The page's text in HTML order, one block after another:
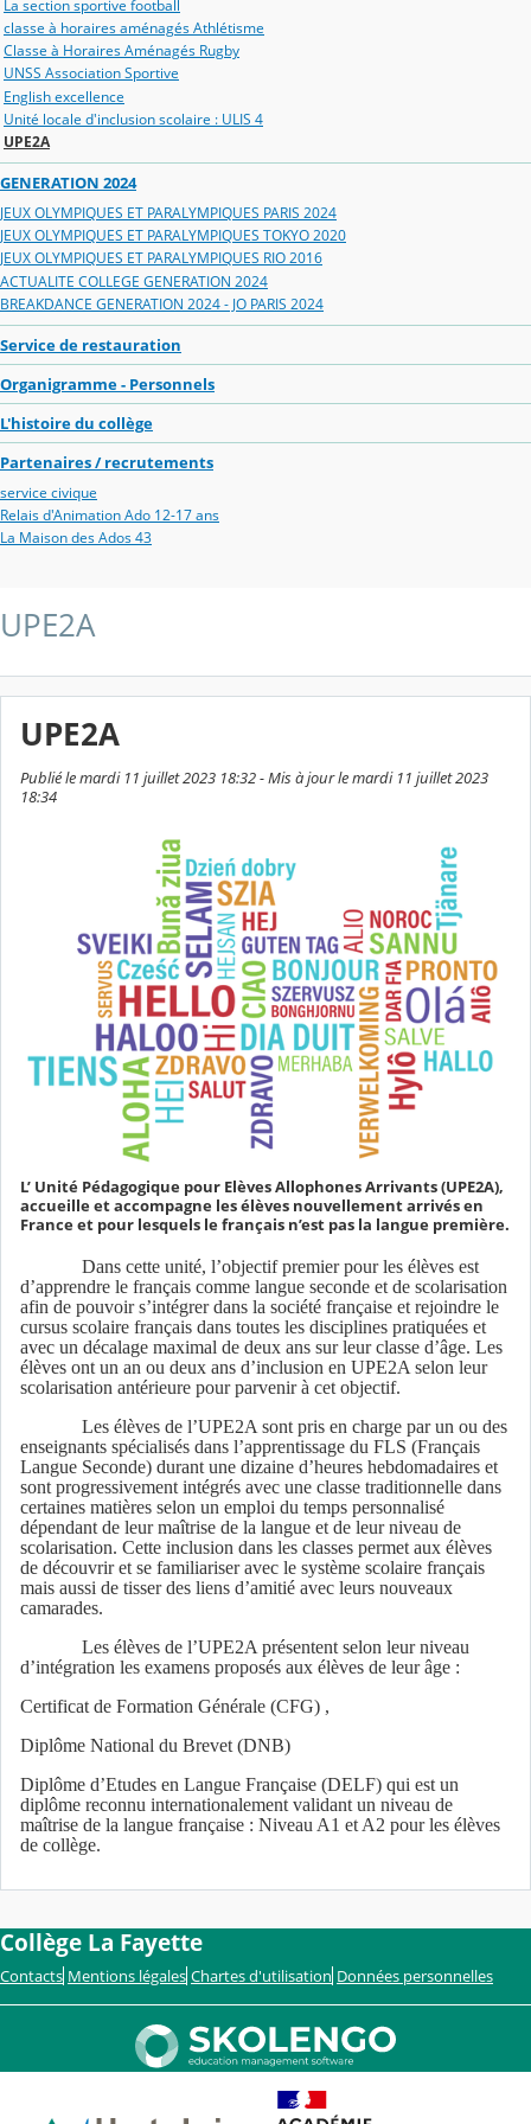
La section sportive football
classe à horaires aménagés Athlétisme
Classe à Horaires Aménagés Rugby
UNSS Association Sportive
English excellence
Unité locale d'inclusion scolaire : ULIS 4
UPE2A
GENERATION 2024
JEUX OLYMPIQUES ET PARALYMPIQUES PARIS 2024
JEUX OLYMPIQUES ET PARALYMPIQUES TOKYO 2020
JEUX OLYMPIQUES ET PARALYMPIQUES RIO 2016
ACTUALITE COLLEGE GENERATION 2024
BREAKDANCE GENERATION 2024 - JO PARIS 2024
Service de restauration
Organigramme - Personnels
L'histoire du collège
Partenaires / recrutements
service civique
Relais d'Animation Ado 12-17 ans
La Maison des Ados 43
UPE2A
UPE2A
Publié le mardi 11 juillet 2023 18:32 - Mis à jour le mardi 11 juillet 2023
18:34
L’ Unité Pédagogique pour Elèves Allophones Arrivants (UPE2A),
accueille et accompagne les élèves nouvellement arrivés en
France et pour lesquels le français n’est pas la langue première.
Dans cette unité, l’objectif premier pour les élèves est
d’apprendre le français comme langue seconde et de scolarisation
afin de pouvoir s’intégrer dans la société française et rejoindre le
cursus scolaire français dans toutes les disciplines pratiquées et
avec un décalage maximal de deux ans sur leur classe d’âge. Les
élèves ont un an ou deux ans d’inclusion en UPE2A selon leur
scolarisation antérieure pour parvenir à cet objectif.
Les élèves de l’UPE2A sont pris en charge par un ou des
enseignants spécialisés dans l’apprentissage du FLS (Français
Langue Seconde) durant une dizaine d’heures hebdomadaires et
sont progressivement intégrés avec une classe traditionnelle dans
certaines matières selon un emploi du temps personnalisé
dépendant de leur maîtrise de la langue et de leur niveau de
scolarisation. Cette inclusion dans les classes permet aux élèves
de découvrir et se familiariser avec le système scolaire français
mais aussi de tisser des liens d’amitié avec leurs nouveaux
camarades.
Les élèves de l’UPE2A présentent selon leur niveau
d’intégration les examens proposés aux élèves de leur âge :
Certificat de Formation Générale (CFG) ,
Diplôme National du Brevet (DNB)
Diplôme d’Etudes en Langue Française (DELF) qui est un
diplôme reconnu internationalement validant un niveau de
maîtrise de la langue française : Niveau A1 et A2 pour les élèves
de collège.
Collège La Fayette
Contacts Mentions légales Chartes d'utilisation Données personnelles